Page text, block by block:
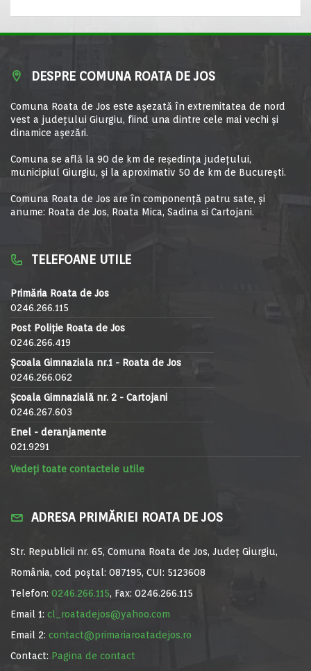
DESPRE COMUNA ROATA DE JOS
Comuna Roata de Jos este aşezată în extremitatea de nord
vest a judeţului Giurgiu, fiind una dintre cele mai vechi şi
dinamice aşezări.
Comuna se află la 90 de km de reşedinţa judeţului,
municipiul Giurgiu, şi la aproximativ 50 de km de Bucureşti.
Comuna Roata de Jos are în componență patru sate, și
anume: Roata de Jos, Roata Mica, Sadina si Cartojani.
TELEFOANE UTILE
Primăria Roata de Jos
0246.266.115
Post Poliție Roata de Jos
0246.266.419
Școala Gimnaziala nr.1 - Roata de Jos
0246.266.062
Școala Gimnazială nr. 2 - Cartojani
0246.267.603
Enel - deranjamente
021.9291
Vedeți toate contactele utile
ADRESA PRIMĂRIEI ROATA DE JOS
Str. Republicii nr. 65, Comuna Roata de Jos, Județ Giurgiu,
România, cod poștal: 087195, CUI: 5123608
Telefon: 0246.266.115, Fax: 0246.266.115
Email 1: cl_roatadejos@yahoo.com
Email 2: contact@primariaroatadejos.ro
Contact: Pagina de contact